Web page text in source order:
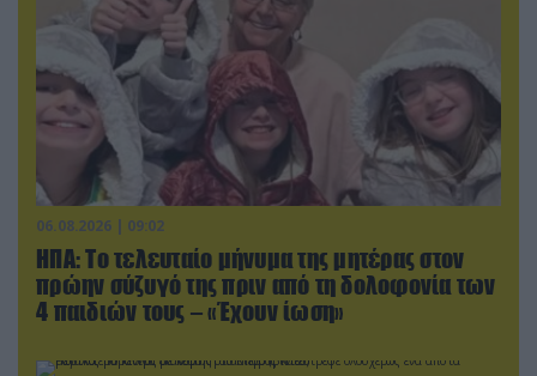
06.08.2026 | 09:02
ΗΠΑ: Το τελευταίο μήνυμα της μητέρας στον
πρώην σύζυγό της πριν από τη δολοφονία των
4 παιδιών τους – «Έχουν ίωση»